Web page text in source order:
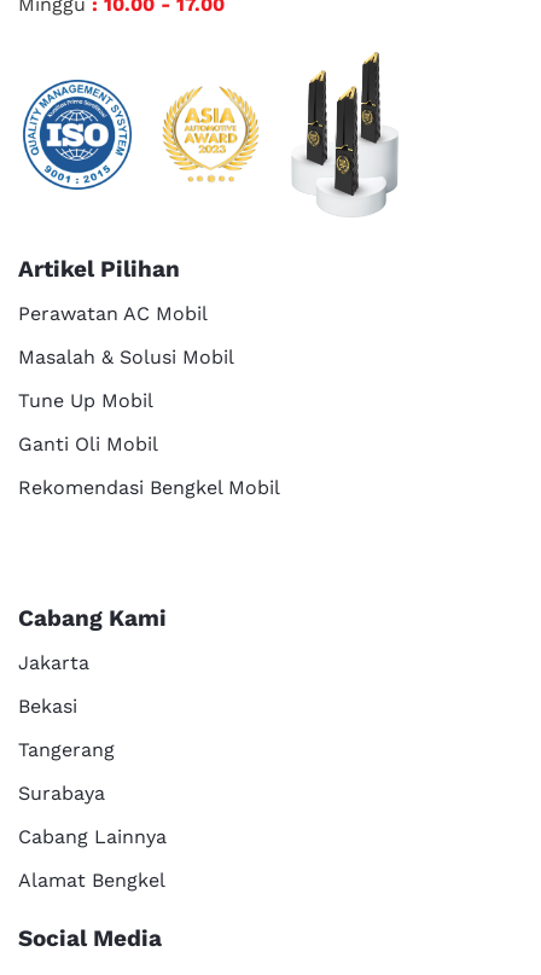
Artikel Pilihan
Perawatan AC Mobil
Masalah & Solusi Mobil
Tune Up Mobil
Ganti Oli Mobil
Rekomendasi Bengkel Mobil
Cabang Kami
Jakarta
Bekasi
Tangerang
Surabaya
Cabang Lainnya
Alamat Bengkel
Social Media